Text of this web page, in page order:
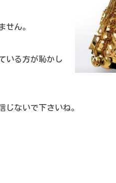
せん。
いる方が恥かし
じないで下さいね。